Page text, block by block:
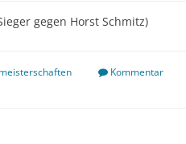
gegen Horst Schmitz)
Kommentar